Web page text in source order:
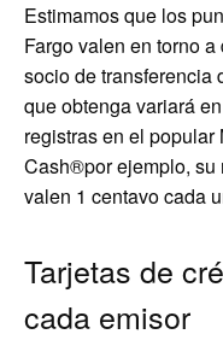
Estimamos que los
Fargo valen en torno
socio de transferencia
que obtenga variará
registras en el popular
Cash®por ejemplo, su
valen 1 centavo cada
Tarjetas de
cada emisor